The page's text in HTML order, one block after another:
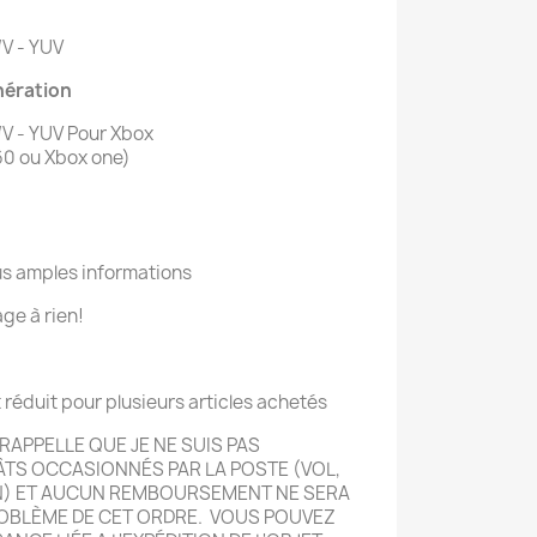
- YUV
- YUV Pour Xbox
ou Xbox one)
amples informations
à rien!
pour plusieurs articles achetés
QUE JE NE SUIS PAS
OCCASIONNÉS PAR LA POSTE (VOL,
ET AUCUN REMBOURSEMENT NE SERA
DE CET ORDRE. VOUS POUVEZ